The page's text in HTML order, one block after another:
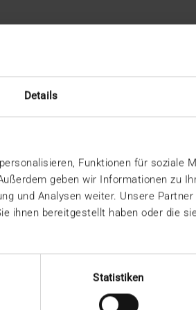
Details
Funktionen für soziale
geben wir Informationen zu
und Analysen weiter. Unsere
ihnen bereitgestellt haben oder die
Statistiken
wird das
bei der Einsicht der